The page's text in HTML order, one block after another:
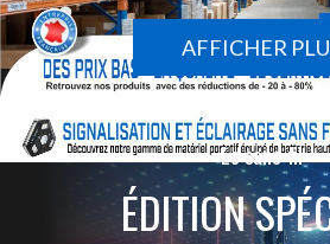
AFFICHER
Le sans-fil
ÉDITION